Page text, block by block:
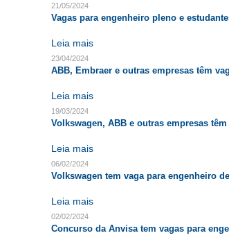
21/05/2024
Vagas para engenheiro pleno e
Leia mais
23/04/2024
ABB, Embraer e outras empresas têm
Leia mais
19/03/2024
Volkswagen, ABB e outras empresas
Leia mais
06/02/2024
Volkswagen tem vaga para engenheiro
Leia mais
02/02/2024
Concurso da Anvisa tem vagas para